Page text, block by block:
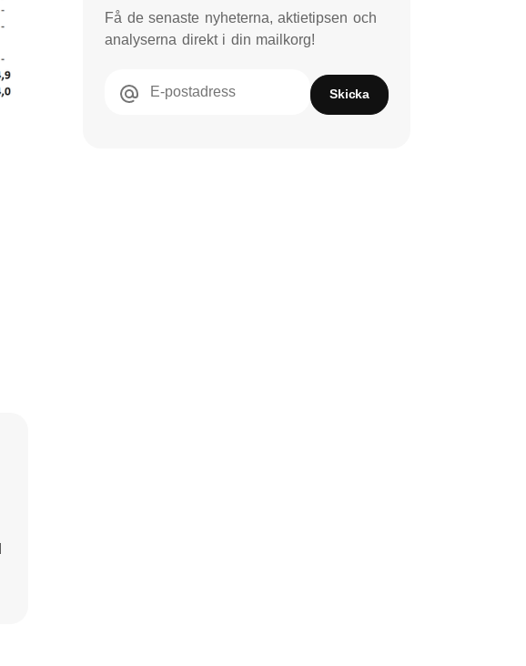
Få de senaste nyheterna, aktietipsen och
analyserna direkt i din mailkorg!
E-postadress Skicka